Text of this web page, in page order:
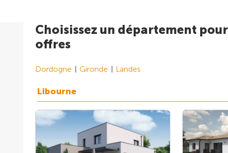
Choisissez un département
offres
Dordogne Gironde Landes
Libourne